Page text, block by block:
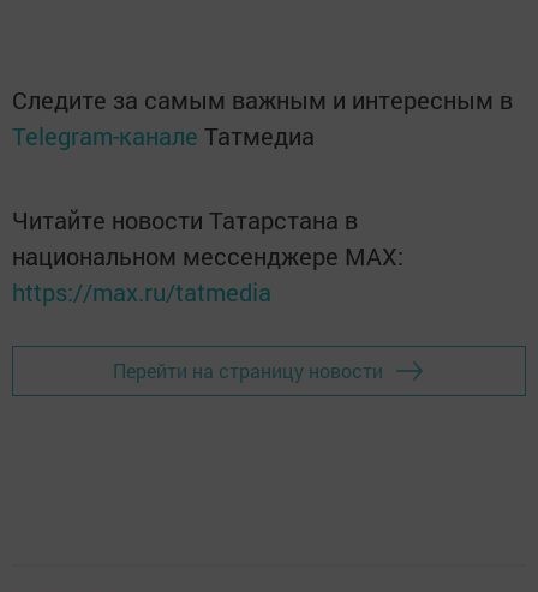
Следите за самым важным и интересным в
Telegram-канале Татмедиа
Читайте новости Татарстана в
национальном мессенджере MАХ:
https://max.ru/tatmedia
Перейти на страницу новости